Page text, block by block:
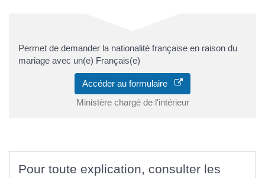
Permet de demander la nationalité française en raison du
mariage avec un(e) Français(e)
Accéder au formulaire
Ministère chargé de l'intérieur
Pour toute explication, consulter les